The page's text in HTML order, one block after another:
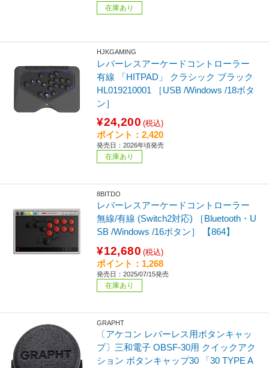
在庫あり
HJKGAMING
レバーレスアーケードコントローラー
有線 「HITPAD」 クラシック ブラック
HL019210001 ［USB /Windows /18ボタ
ン］
¥24,200 (税込)
ポイント：2,420
発売日：2026年頃発売
在庫あり
8BITDO
レバーレスアーケードコントローラー
無線/有線 (Switch2対応) ［Bluetooth・U
SB /Windows /16ボタン］ 【864】
¥12,680 (税込)
ポイント：1,268
発売日：2025/07/15発売
在庫あり
GRAPHT
〔アケコン レバーレス用ボタンキャッ
プ〕三和電子 OBSF-30用 クイックアク
ション ボタンキャップ30 「30 TYPE A